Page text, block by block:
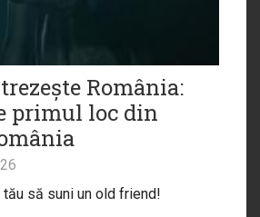
România:
primul loc din
să suni un old friend!